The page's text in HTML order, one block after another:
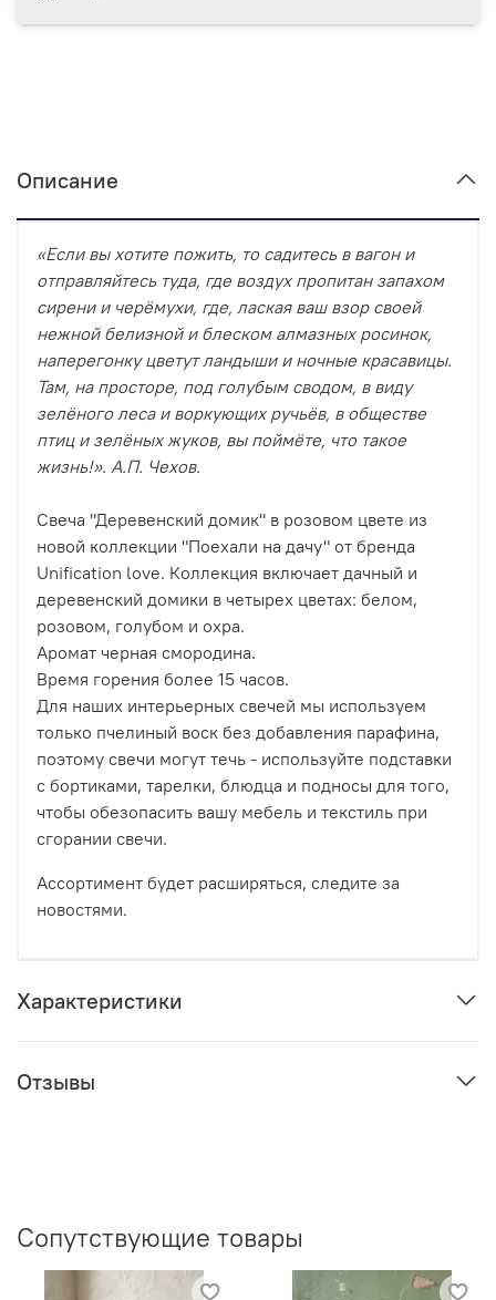
Описание
«Если вы хотите пожить, то садитесь в вагон и
отправляйтесь туда, где воздух пропитан запахом
сирени и черёмухи, где, лаская ваш взор своей
нежной белизной и блеском алмазных росинок,
наперегонку цветут ландыши и ночные красавицы.
Там, на просторе, под голубым сводом, в виду
зелёного леса и воркующих ручьёв, в обществе
птиц и зелёных жуков, вы поймёте, что такое
жизнь!». А.П. Чехов.
Свеча "Деревенский домик" в розовом цвете из
новой коллекции "Поехали на дачу" от бренда
Unification love. Коллекция включает дачный и
деревенский домики в четырех цветах: белом,
розовом, голубом и охра.
Аромат черная смородина.
Время горения более 15 часов.
Для наших интерьерных свечей мы используем
только пчелиный воск без добавления парафина,
поэтому свечи могут течь - используйте подставки
с бортиками, тарелки, блюдца и подносы для того,
чтобы обезопасить вашу мебель и текстиль при
сгорании свечи.
Ассортимент будет расширяться, следите за
новостями.
Характеристики
Отзывы
Сопутствующие товары